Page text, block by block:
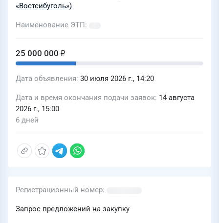
«Востсибуголь»)
Наименование ЭТП
25 000 000 ₽
Дата объявления 30 июля 2026 г., 14:20
Дата и время окончания подачи заявок 14 августа
2026 г., 15:00
6 дней
Регистрационный номер
Запрос предложений на закупку